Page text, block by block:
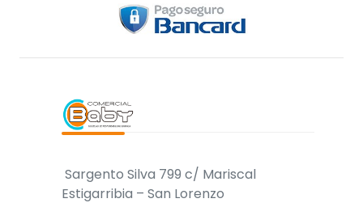
Sargento Silva 799 c/ Mariscal
Estigarribia – San Lorenzo